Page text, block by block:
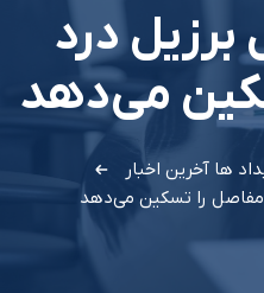
درد
می‌دهد
ها آخرین اخبار
مفاصل را تسکین می‌دهد